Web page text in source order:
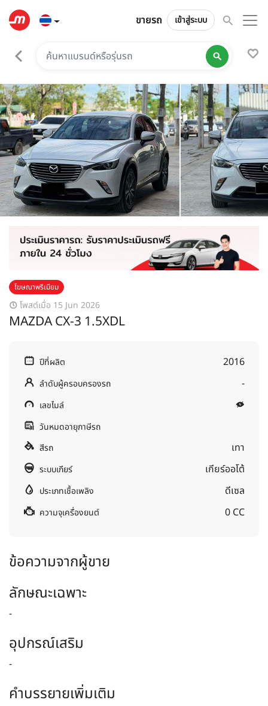
ขายรถ เข้าสู่ระบบ
โฆษณาพรีเมียม
โพสต์เมื่อ 15 Jun 2026
MAZDA CX-3 1.5XDL
ปีที่ผลิต 2016
ลำดับผู้ครอบครองรถ -
เลขไมล์
วันหมดอายุภาษีรถ
สีรถ
เทา
ระบบเกียร์ เกียร์ออโต้
ประเภทเชื้อเพลิง ดีเซล
ความจุเครื่องยนต์ 0 CC
ข้อความจากผู้ขาย
ลักษณะเฉพาะ
-
อุปกรณ์เสริม
-
คำบรรยายเพิ่มเติม